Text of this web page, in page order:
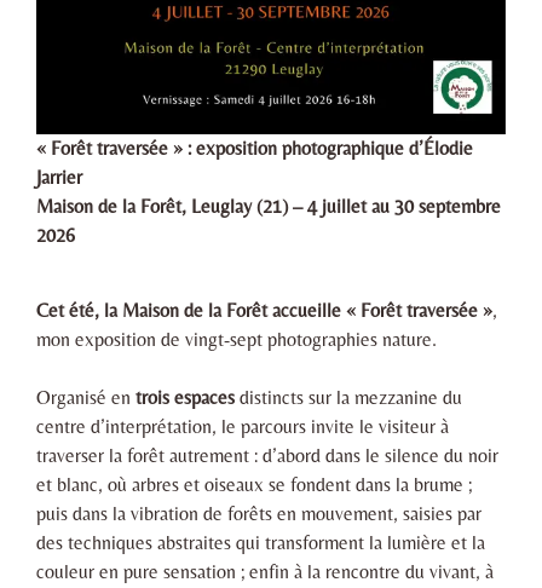
« Forêt traversée » : exposition photographique d’Élodie
Jarrier
Maison de la Forêt, Leuglay (21) – 4 juillet au 30 septembre
2026
Cet été, la Maison de la Forêt accueille « Forêt traversée »,
mon exposition de vingt-sept photographies nature.
Organisé en trois espaces distincts sur la mezzanine du
centre d’interprétation, le parcours invite le visiteur à
traverser la forêt autrement : d’abord dans le silence du noir
et blanc, où arbres et oiseaux se fondent dans la brume ;
puis dans la vibration de forêts en mouvement, saisies par
des techniques abstraites qui transforment la lumière et la
couleur en pure sensation ; enfin à la rencontre du vivant, à